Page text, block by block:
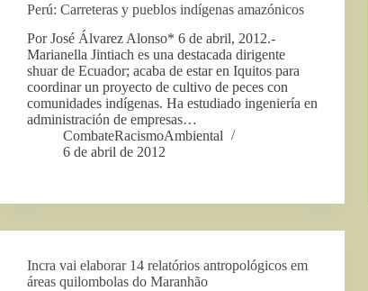
Perú: Carreteras y pueblos indígenas amazónicos
Por José Álvarez Alonso* 6 de abril, 2012.-
Marianella Jintiach es una destacada dirigente
shuar de Ecuador; acaba de estar en Iquitos para
coordinar un proyecto de cultivo de peces con
comunidades indígenas. Ha estudiado ingeniería en
administración de empresas…
CombateRacismoAmbiental
6 de abril de 2012
Incra vai elaborar 14 relatórios antropológicos em
áreas quilombolas do Maranhão